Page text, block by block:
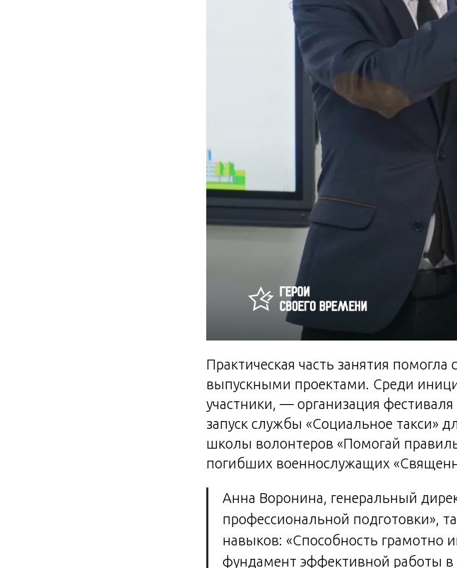
Практическая часть занятия
выпускными проектами. Среди
участники, — организация
запуск службы «Социальное такси»
школы волонтеров «Помогай
погибших военнослужащих
Анна Воронина, генеральный
профессиональной подготовки»,
навыков: «Способность грамотно
фундамент эффективной работы в